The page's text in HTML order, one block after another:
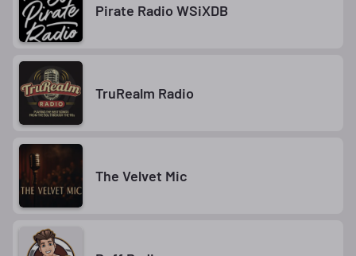
Pirate Radio WSiXDB
TruRealm Radio
The Velvet Mic